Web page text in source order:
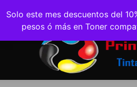
Solo este mes descuentos del
pesos ó más en Toner